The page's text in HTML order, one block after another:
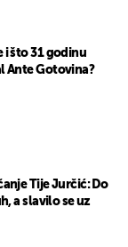
i što 31 godinu
Ante Gotovina?
Tije Jurčić: Do
a slavilo se uz